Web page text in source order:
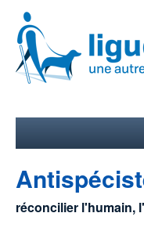
réconcilier l'humain,